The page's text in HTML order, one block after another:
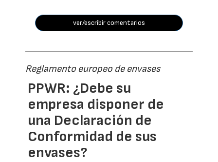
ver/escribir comentarios
Reglamento europeo de envases
PPWR: ¿Debe su
empresa disponer de
una Declaración de
Conformidad de sus
envases?